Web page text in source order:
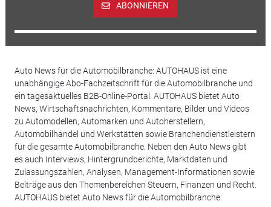
ABONNIEREN
Auto News für die Automobilbranche: AUTOHAUS ist eine
unabhängige Abo-Fachzeitschrift für die Automobilbranche und
ein tagesaktuelles B2B-Online-Portal. AUTOHAUS bietet Auto
News, Wirtschaftsnachrichten, Kommentare, Bilder und Videos
zu Automodellen, Automarken und Autoherstellern,
Automobilhandel und Werkstätten sowie Branchendienstleistern
für die gesamte Automobilbranche. Neben den Auto News gibt
es auch Interviews, Hintergrundberichte, Marktdaten und
Zulassungszahlen, Analysen, Management-Informationen sowie
Beiträge aus den Themenbereichen Steuern, Finanzen und Recht.
AUTOHAUS bietet Auto News für die Automobilbranche.